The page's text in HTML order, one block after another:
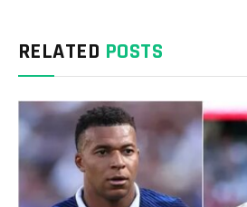
RELATED POSTS